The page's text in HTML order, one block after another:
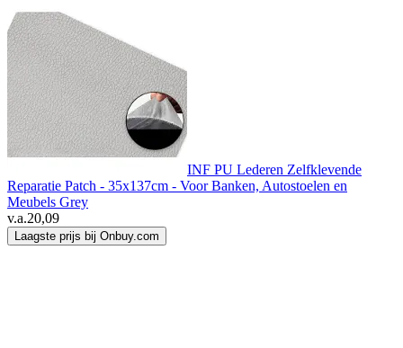
INF PU Lederen Zelfklevende
Reparatie Patch - 35x137cm - Voor Banken, Autostoelen en
Meubels Grey
v.a.20,09
Laagste prijs bij Onbuy.com